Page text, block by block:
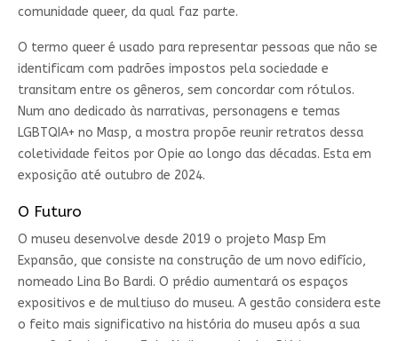
comunidade queer, da qual faz parte.
O termo queer é usado para representar pessoas que não se
identificam com padrões impostos pela sociedade e
transitam entre os gêneros, sem concordar com rótulos.
Num ano dedicado às narrativas, personagens e temas
LGBTQIA+ no Masp, a mostra propõe reunir retratos dessa
coletividade feitos por Opie ao longo das décadas. Esta em
exposição até outubro de 2024.
O Futuro
O museu desenvolve desde 2019 o projeto Masp Em
Expansão, que consiste na construção de um novo edifício,
nomeado Lina Bo Bardi. O prédio aumentará os espaços
expositivos e de multiuso do museu. A gestão considera este
o feito mais significativo na história do museu após a sua